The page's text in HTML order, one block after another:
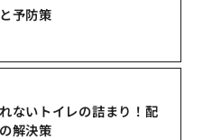
予防策
ないトイレの詰まり！配
解決策